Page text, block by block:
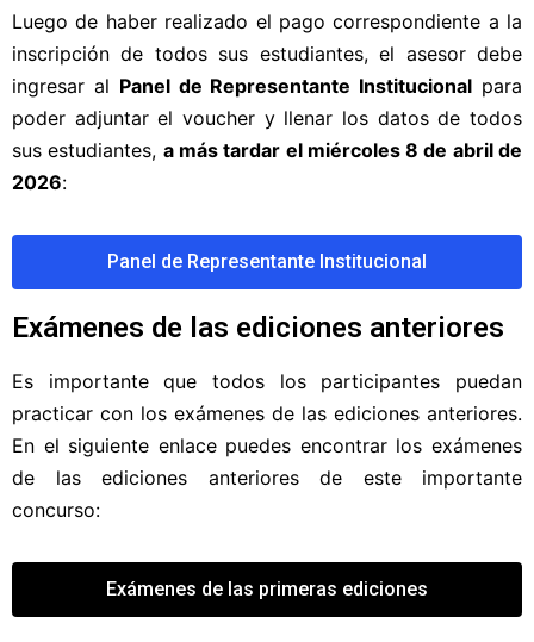
Luego de haber realizado el pago correspondiente a la
inscripción de todos sus estudiantes, el asesor debe
ingresar al Panel de Representante Institucional para
poder adjuntar el voucher y llenar los datos de todos
sus estudiantes, a más tardar el miércoles 8 de abril de
2026:
Panel de Representante Institucional
Exámenes de las ediciones anteriores
Es importante que todos los participantes puedan
practicar con los exámenes de las ediciones anteriores.
En el siguiente enlace puedes encontrar los exámenes
de las ediciones anteriores de este importante
concurso:
Exámenes de las primeras ediciones